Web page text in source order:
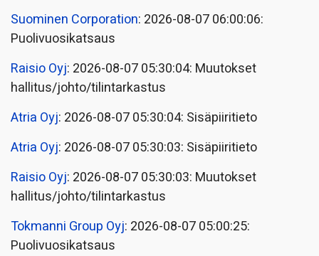
Suominen Corporation: 2026-08-07 06:00:06:
Puolivuosikatsaus
Raisio Oyj: 2026-08-07 05:30:04: Muutokset
hallitus/johto/tilintarkastus
Atria Oyj: 2026-08-07 05:30:04: Sisäpiiritieto
Atria Oyj: 2026-08-07 05:30:03: Sisäpiiritieto
Raisio Oyj: 2026-08-07 05:30:03: Muutokset
hallitus/johto/tilintarkastus
Tokmanni Group Oyj: 2026-08-07 05:00:25:
Puolivuosikatsaus